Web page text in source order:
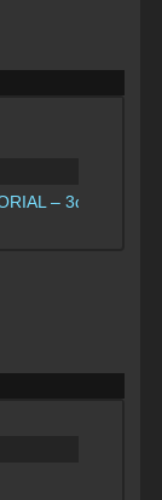
– 3ds max to